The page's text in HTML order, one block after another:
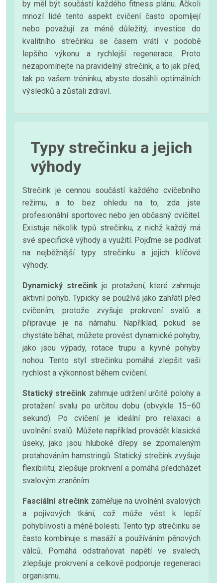
by měl být součástí každého fitness plánu. Ačkoli
mnozí lidé tento aspekt cvičení často opomíjejí
nebo považují za méně důležitý, investice do
kvalitního strečinku se časem vrátí v podobě
lepšího výkonu a rychlejší regenerace. Proto
nezapomínejte na pravidelný strečink, a to jak před,
tak po vašem tréninku, abyste dosáhli optimálních
výsledků a zůstali zdraví.
Typy strečinku a jejich
výhody
Strečink je cennou součástí každého cvičebního
režimu, a to bez ohledu na to, zda jste
profesionální sportovec nebo jen občasný cvičitel.
Existuje několik typů strečinku, z nichž každý má
své specifické výhody a využití. Pojďme se podívat
na nejběžnější typy strečinku a jejich klíčové
výhody.
Dynamický strečink je protažení, které zahrnuje
aktivní pohyb. Typicky se používá jako zahřátí před
cvičením, protože zvyšuje prokrvení svalů a
připravuje je na námahu. Například, pokud se
chystáte běhat, můžete provést dynamické pohyby,
jako jsou výpady, rotace trupu a kyvné pohyby
nohou. Tento styl strečinku pomáhá zlepšit vaši
rychlost a výkonnost během cvičení.
Statický strečink zahrnuje udržení určité polohy a
protažení svalu po určitou dobu (obvykle 15–60
sekund). Po cvičení je ideální pro relaxaci a
uvolnění svalů. Můžete například provádět klasické
úseky, jako jsou hluboké dřepy se zpomaleným
protahováním hamstringů. Statický strečink zvyšuje
flexibilitu, zlepšuje prokrvení a pomáhá předcházet
svalovým zraněním.
Fasciální strečinkzaměřuje na uvolnění svalových
a pojivových tkání, což může vést k lepší
pohyblivosti a méně bolesti. Tento typ strečinku se
často kombinuje s masáží a používáním pěnových
válců. Pomáhá odstraňovat napětí ve svalech,
zlepšuje prokrvení a celkově podporuje regeneraci
organismu.